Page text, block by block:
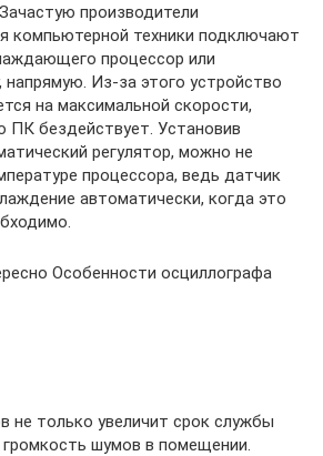
производители
компьютерной техники подключают
процессор или
напрямую. Из-за этого устройство
на максимальной скорости,
ПК бездействует. Установив
регулятор, можно не
процессора, ведь датчик
автоматически, когда это
Особенности осциллографа
не только увеличит срок службы
громкость шумов в помещении.